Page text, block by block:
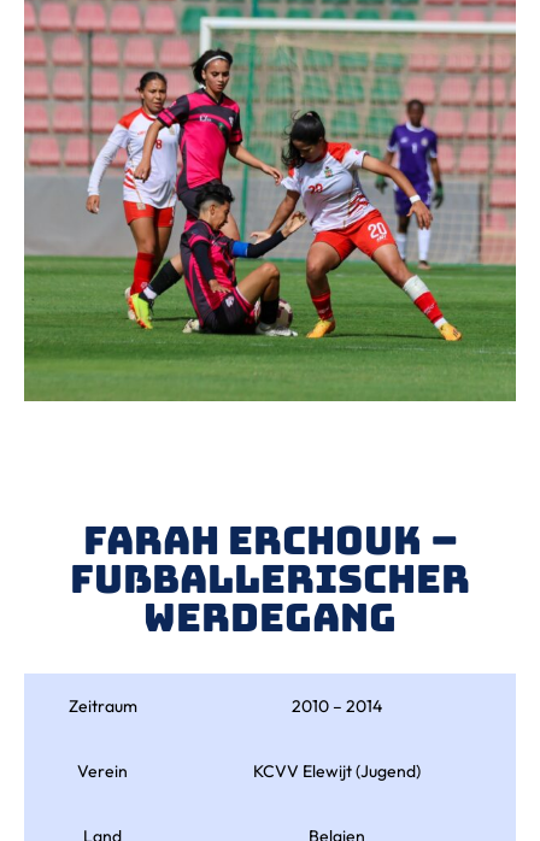
Farah Erchouk –
Fußballerischer
Werdegang
Zeitraum 2010 – 2014
Verein KCVV Elewijt (Jugend)